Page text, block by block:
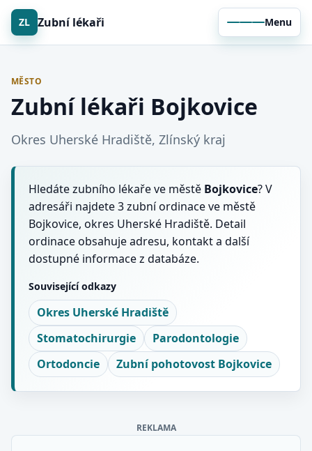
ZL Zubní lékaři Menu
MĚSTO
Zubní lékaři Bojkovice
Okres Uherské Hradiště, Zlínský kraj
Hledáte zubního lékaře ve městě Bojkovice? V
adresáři najdete 3 zubní ordinace ve městě
Bojkovice, okres Uherské Hradiště. Detail
ordinace obsahuje adresu, kontakt a další
dostupné informace z databáze.
Související odkazy
Okres Uherské Hradiště
Stomatochirurgie
Parodontologie
Ortodoncie
Zubní pohotovost Bojkovice
REKLAMA